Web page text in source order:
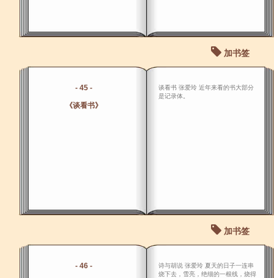
加书签
- 45 -
《谈看书》
谈看书 张爱玲 近年来看的书大部分
是记录体。
加书签
- 46 -
诗与胡说 张爱玲 夏天的日子一连串
烧下去，雪亮，绝细的一根线，烧得